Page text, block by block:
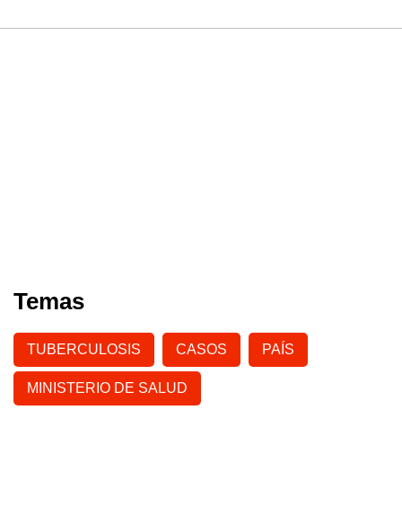
Temas
TUBERCULOSIS CASOS PAÍS
MINISTERIO DE SALUD